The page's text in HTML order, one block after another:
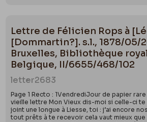
Lettre de Félicien Rops à
[Dommartin?]. s.l., 1878/05/
Bruxelles, Bibliothèque
Belgique, II/6655/468/102
letter2683
Page 1 Recto : 1VendrediJour de papier
vieille lettre Mon Vieux dis-moi si celle-ci te
joint une longue à Liesse, toi : j’ai encore
tout prêts à te recevoir cela vaut mieux